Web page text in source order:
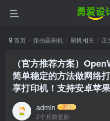
首页 路由器刷机 刷机相关 正
（官方推荐方案）
简单稳定的方法做网络
享打印机！支持安卓苹
admin
2个月前更新